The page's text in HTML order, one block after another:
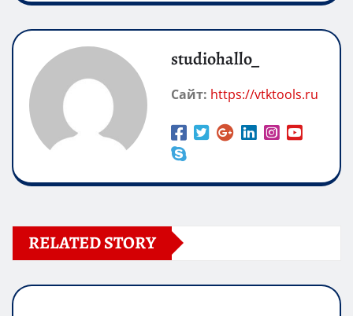
studiohallo_
Сайт: https://vtktools.ru
RELATED STORY